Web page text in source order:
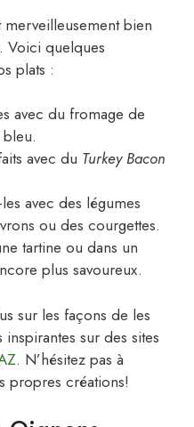
merveilleusement bien
Voici quelques
plats :
avec du fromage de
avec du Turkey Bacon
avec des légumes
ou des courgettes.
tartine ou dans un
plus savoureux.
sur les façons de les
sur des sites
. N’hésitez pas à
propres créations!